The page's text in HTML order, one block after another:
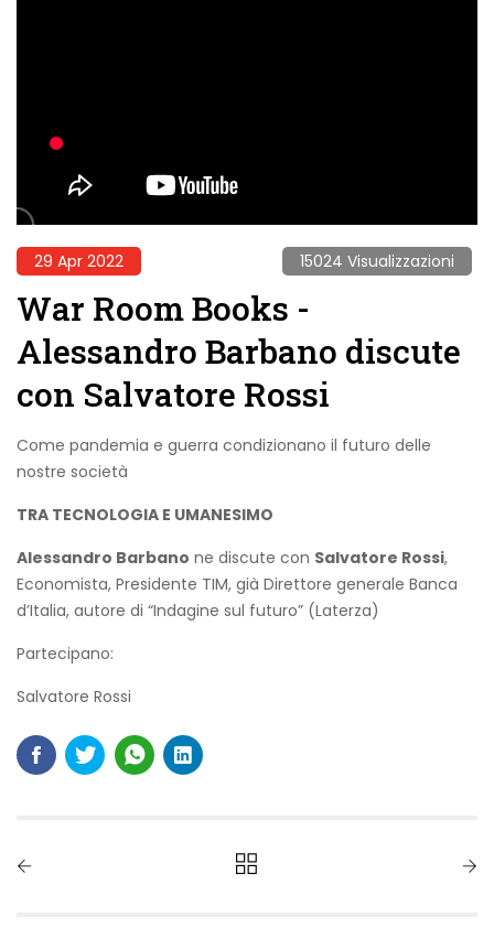
29 Apr 2022 15024 Visualizzazioni
War Room Books -
Alessandro Barbano discute
con Salvatore Rossi
Come pandemia e guerra condizionano il futuro delle
nostre società
TRA TECNOLOGIA E UMANESIMO
Alessandro Barbano ne discute con Salvatore Rossi,
Economista, Presidente TIM, già Direttore generale Banca
d’Italia, autore di “Indagine sul futuro” (Laterza)
Partecipano:
Salvatore Rossi